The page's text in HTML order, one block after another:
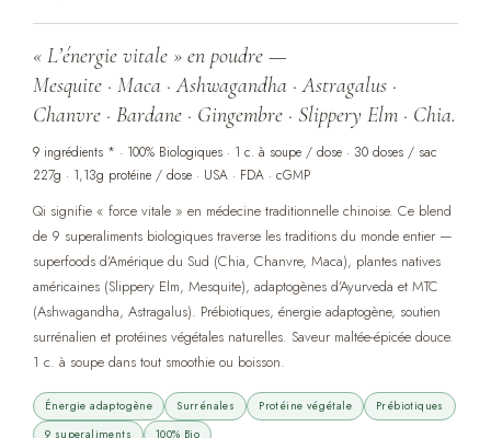
« L’énergie vitale » en poudre —
Mesquite · Maca · Ashwagandha · Astragalus ·
Chanvre · Bardane · Gingembre · Slippery Elm · Chia.
9 ingrédients * · 100% Biologiques · 1 c. à soupe / dose · 30 doses / sac
227g · 1,13g protéine / dose · USA · FDA · cGMP
Qi signifie « force vitale » en médecine traditionnelle chinoise. Ce blend
de 9 superaliments biologiques traverse les traditions du monde entier —
superfoods d’Amérique du Sud (Chia, Chanvre, Maca), plantes natives
américaines (Slippery Elm, Mesquite), adaptogènes d’Ayurveda et MTC
(Ashwagandha, Astragalus). Prébiotiques, énergie adaptogène, soutien
surrénalien et protéines végétales naturelles. Saveur maltée-épicée douce.
1 c. à soupe dans tout smoothie ou boisson.
Énergie adaptogène Surrénales Protéine végétale
Prébiotiques
9 superaliments
100% Bio